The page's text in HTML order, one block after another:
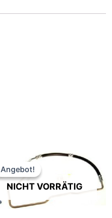
Angebot!
NICHT VORRÄTIG
Angebot!
Ursprünglicher
Preis
war:
149,90 €
Aktueller
119,90 €.